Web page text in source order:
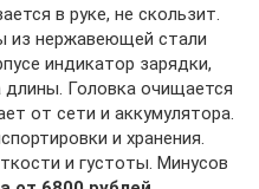
в руке, не скользит.
из нержавеющей стали
индикатор зарядки,
Головка очищается
от сети и аккумулятора.
и хранения.
и густоты. Минусов